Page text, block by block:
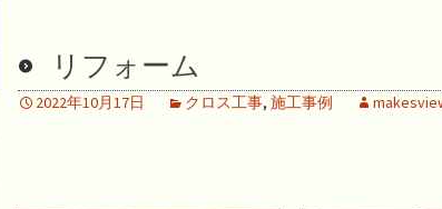
リフォーム
2022年10月17日 クロス工事, 施工事例